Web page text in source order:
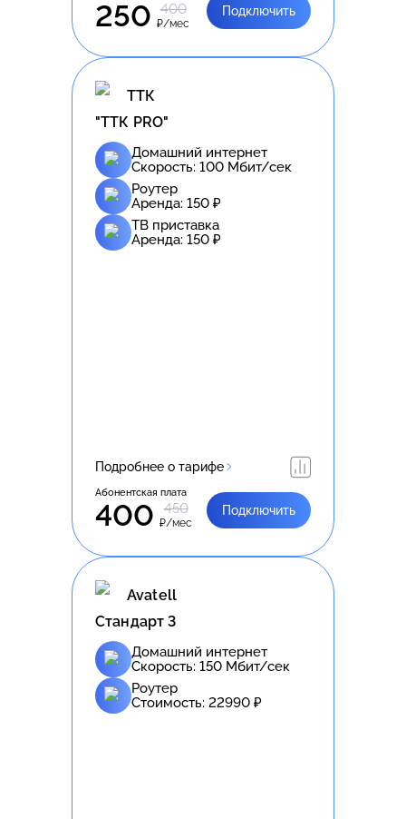
250 400
₽/мес
Подключить
ТТК
"ТТК PRO"
Домашний интернет
Скорость: 100 Мбит/сек
Роутер
Аренда: 150 ₽
ТВ приставка
Аренда: 150 ₽
Подробнее о тарифе
Абонентская плата
400 450
₽/мес
Подключить
Avatell
Стандарт 3
Домашний интернет
Скорость: 150 Мбит/сек
Роутер
Стоимость: 22990 ₽